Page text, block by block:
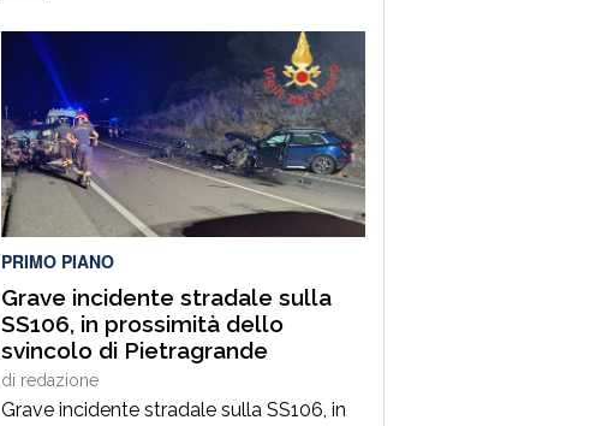
PRIMO PIANO
Grave incidente stradale sulla
SS106, in prossimità dello
svincolo di Pietragrande
di redazione
Grave incidente stradale sulla SS106, in